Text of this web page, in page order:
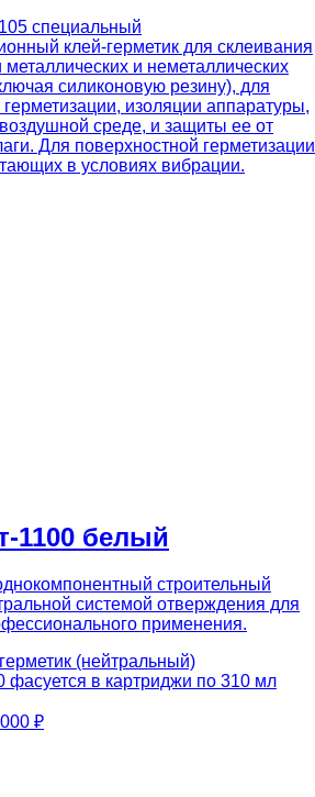
специальный
клей-герметик для склеивания
металлических и неметаллических
силиконовую резину), для
изоляции аппаратуры,
среде, и защиты ее от
Для поверхностной герметизации
в условиях вибрации.
1100 белый
строительный
системой отверждения для
применения.
(нейтральный)
фасуется в картриджи по 310 мл
₽